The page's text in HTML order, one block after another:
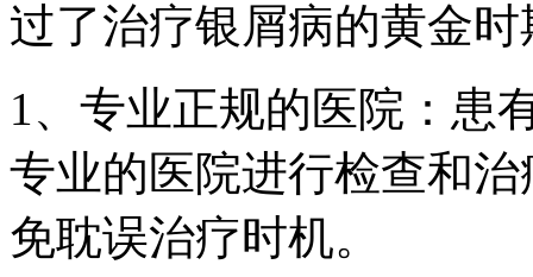
过了治疗银屑病的黄金
1、专业正规的医院：患
专业的医院进行检查和
免耽误治疗时机。